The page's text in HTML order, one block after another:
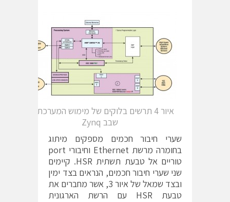
איור 4 תרשים בלוקים של מימוש המערכת על
שבב Zynq
שערי חיבור חכמים מספקים מיתוג
בחומרה מרשת Ethernet וחיבורי port
טוריים אל טבעת תשתית HSR. קיימים
שני שערי חיבור חכמים, הנראים בצד ימין
ובצד שמאל של איור 3, אשר מחברים את
טבעת HSR עם הרשת הארגונית